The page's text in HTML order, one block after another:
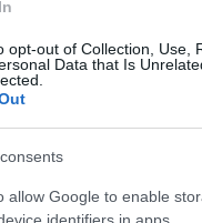
opt-out of Collection, Use,
Data that Is
allow Google to enable
identifiers in apps.
7 Gennaio 2026, 15:36